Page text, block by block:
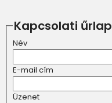
Kapcsolati űrlap
Név
E-mail cím
Üzenet